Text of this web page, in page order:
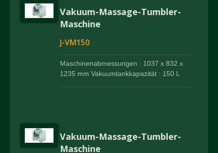
Vakuum-Massage-Tumbler-
Maschine
J-VM150
Maschinenabmessungen : 1037 x 832 x
1235 mm Vakuumtankkapazität : 150 L
Vakuum-Massage-Tumbler-
Maschine